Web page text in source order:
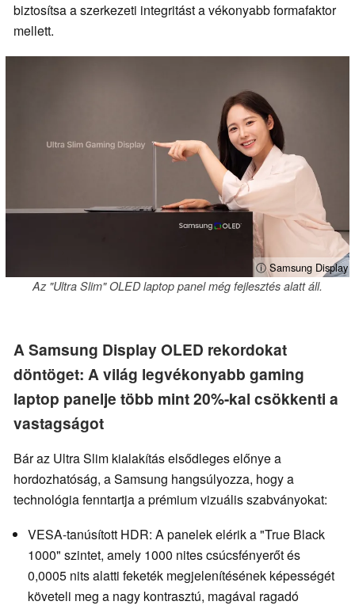
biztosítsa a szerkezeti integritást a vékonyabb formafaktor
mellett.
ⓘ Samsung Display
Az "Ultra Slim" OLED laptop panel még fejlesztés alatt áll.
A Samsung Display OLED rekordokat
döntöget: A világ legvékonyabb gaming
laptop panelje több mint 20%-kal csökkenti a
vastagságot
Bár az Ultra Slim kialakítás elsődleges előnye a
hordozhatóság, a Samsung hangsúlyozza, hogy a
technológia fenntartja a prémium vizuális szabványokat:
VESA-tanúsított HDR: A panelek elérik a "True Black
1000" szintet, amely 1000 nites csúcsfényerőt és
0,0005 nits alatti feketék megjelenítésének képességét
követeli meg a nagy kontrasztú, magával ragadó